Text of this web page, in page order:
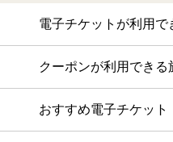
電子チケットが利用で
クーポンが利用できる
おすすめ電子チケット